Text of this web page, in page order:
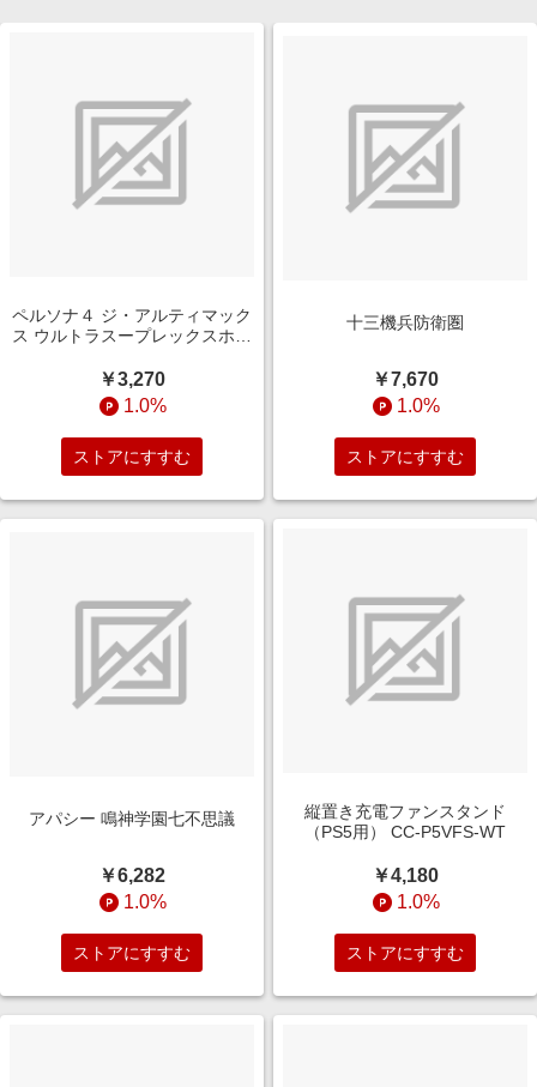
ペルソナ４ ジ・アルティマック
ス ウルトラスープレックスホー
￥3,270
1.0%
ストアにすすむ
十三機兵防衛圏
￥7,670
1.0%
ストアにすすむ
アパシー 鳴神学園七不思議
￥6,282
1.0%
ストアにすすむ
縦置き充電ファンスタンド
（PS5用） CC-P5VFS-WT
￥4,180
1.0%
ストアにすすむ